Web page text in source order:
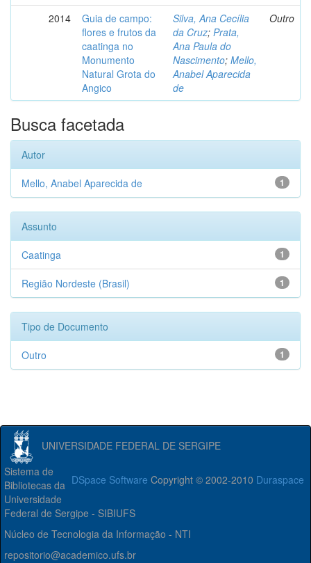
2014
Guia de campo:
flores e frutos da
caatinga no
Monumento
Natural Grota do
Angico
Silva, Ana Cecília
da Cruz; Prata,
Ana Paula do
Nascimento; Mello,
Anabel Aparecida
de
Outro
Busca facetada
Autor
1
Mello, Anabel Aparecida de
Assunto
1
Caatinga
1
Região Nordeste (Brasil)
Tipo de Documento
1
Outro
UNIVERSIDADE FEDERAL DE SERGIPE
DSpace Software Copyright © 2002-2010 Duraspace
Sistema de
Bibliotecas da
Universidade
Federal de Sergipe - SIBIUFS
Núcleo de Tecnologia da Informação - NTI
repositorio@academico.ufs.br